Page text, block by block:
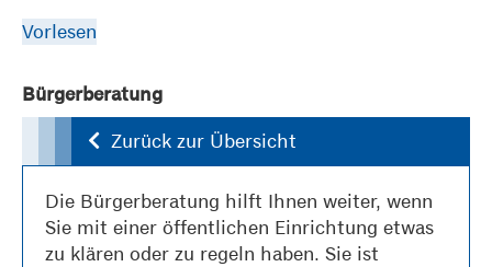
Vorlesen
Bürgerberatung
Zurück zur Übersicht
Die Bürgerberatung hilft Ihnen weiter, wenn
Sie mit einer öffentlichen Einrichtung etwas
zu klären oder zu regeln haben. Sie ist